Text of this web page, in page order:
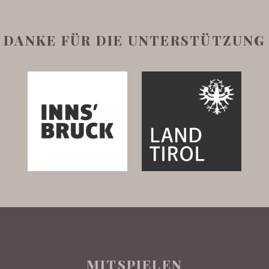
DANKE FÜR DIE UNTERSTÜTZUNG
MITSPIELEN